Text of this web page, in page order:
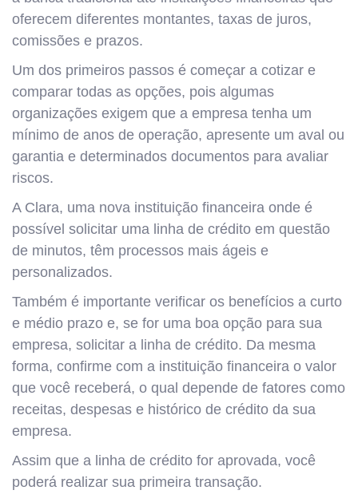
oferecem diferentes montantes, taxas de juros,
comissões e prazos.
Um dos primeiros passos é começar a cotizar e
comparar todas as opções, pois algumas
organizações exigem que a empresa tenha um
mínimo de anos de operação, apresente um aval ou
garantia e determinados documentos para avaliar
riscos.
A Clara, uma nova instituição financeira onde é
possível solicitar uma linha de crédito em questão
de minutos, têm processos mais ágeis e
personalizados.
Também é importante verificar os benefícios a curto
e médio prazo e, se for uma boa opção para sua
empresa, solicitar a linha de crédito. Da mesma
forma, confirme com a instituição financeira o valor
que você receberá, o qual depende de fatores como
receitas, despesas e histórico de crédito da sua
empresa.
Assim que a linha de crédito for aprovada, você
poderá realizar sua primeira transação.